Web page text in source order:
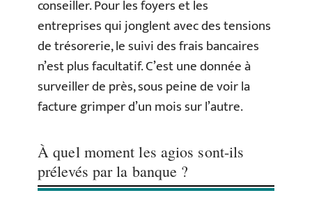
conseiller. Pour les foyers et les
entreprises qui jonglent avec des tensions
de trésorerie, le suivi des frais bancaires
n’est plus facultatif. C’est une donnée à
surveiller de près, sous peine de voir la
facture grimper d’un mois sur l’autre.
À quel moment les agios sont-ils
prélevés par la banque ?